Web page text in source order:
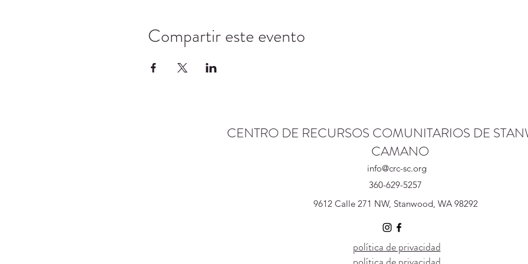
Compartir este evento
CENTRO DE RECURSOS COMUNITARIOS DE
CAMANO
info@crc-sc.org
360-629-5257
9612 Calle 271 NW, Stanwood, WA 98292
política de privacidad